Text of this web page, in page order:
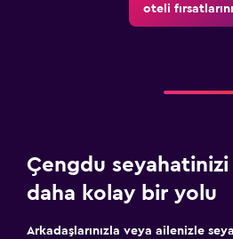
oteli
Çengdu
daha kolay bir yolu
Arkadaşlarınızla veya ailenizle